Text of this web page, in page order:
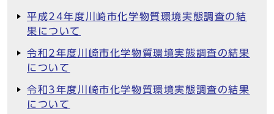
平成24年度川崎市化学物質環境実態調査の結
果について
令和2年度川崎市化学物質環境実態調査の結果
について
令和3年度川崎市化学物質環境実態調査の結果
について